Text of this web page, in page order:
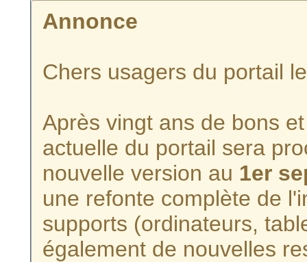
Annonce
Chers usagers du portail
Après vingt ans de bons
actuelle du portail sera
nouvelle version au 1er
une refonte complète de
supports (ordinateurs,
également de nouvelles